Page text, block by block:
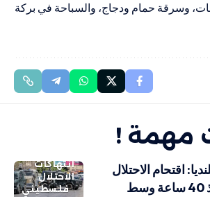
وسرقة حمام ودجاج، والسباحة في بركة
مهمة !
انتهاكات
الاحتلال
فلسطيني
اقتحام الاحتلال
للمخيم مستمر منذ 40 ساعة وسط